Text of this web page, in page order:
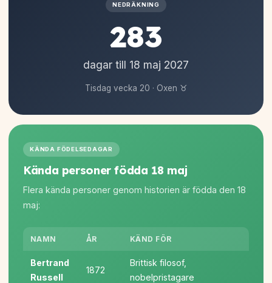
NEDRÄKNING
283
dagar till 18 maj 2027
Tisdag vecka 20 · Oxen ♉
KÄNDA FÖDELSEDAGAR
Kända personer födda 18 maj
Flera kända personer genom historien är födda den 18
maj:
NAMN ÅR KÄND FÖR
Bertrand
Russell
1872
Brittisk filosof,
nobelpristagare